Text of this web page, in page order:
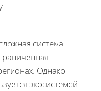
система
Однако
экосистемой